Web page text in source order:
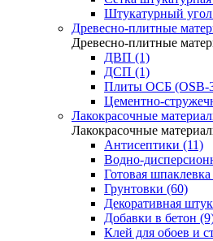
Штукатурный
Древесно-плитные
Древесно-плитные
ДВП (1)
ДСП (1)
Плиты ОСБ (OSB-
Цементно-
Лакокрасочные
Лакокрасочные
Антисептики (11)
Водно-
Готовая
Грунтовки (60)
Декоративная
Добавки в бетон
Клей для обоев и